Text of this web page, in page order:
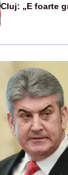
Cluj: „E foarte